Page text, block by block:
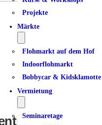
Projekte
Märkte
Flohmarkt auf dem Hof
Indoorflohmarkt
Bobbycar & Kidsklamotte
Vermietung
Seminaretage
Kalender
iCalendarOffice 365
| Dancer 7